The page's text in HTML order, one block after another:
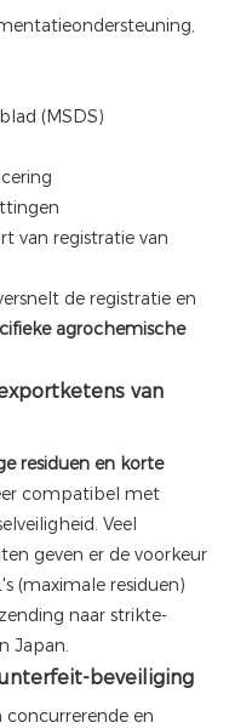
(MSDS)
van registratie van
de registratie en
agrochemische
van
residuen en korte
compatibel met
Veel
geven er de voorkeur
(maximale residuen)
naar strikte-
Japan.
beveiliging
en